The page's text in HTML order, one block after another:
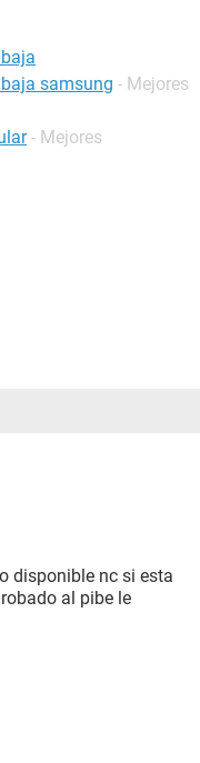
samsung - Mejores
- Mejores
disponible nc si esta
al pibe le